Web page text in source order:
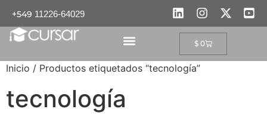
+549 11226-64029
$ 0
Inicio / Productos etiquetados “tecnología”
tecnología